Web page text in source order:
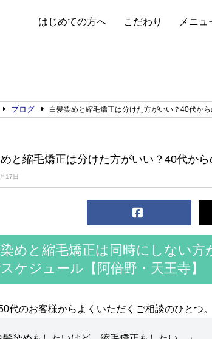
はじめての方へ こだわり メニュ
ブログ 白髪染めと縮毛矯正は分けた方がいい？40代か
と縮毛矯正は分けた方がいい？40代か
17日
めと縮毛矯正は同時にしない
ケジュール【阿倍野・天王寺】
代のお客様からよくいただくご相談のひとつ。